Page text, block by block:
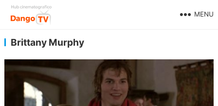
MENU
Brittany Murphy